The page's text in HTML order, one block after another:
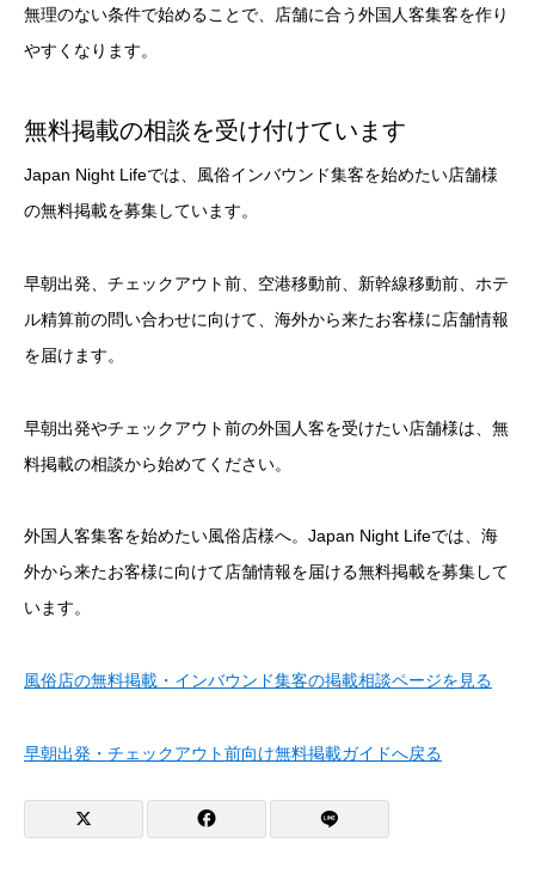
無理のない条件で始めることで、店舗に合う外国人客集客を作り
やすくなります。
無料掲載の相談を受け付けています
Japan Night Lifeでは、風俗インバウンド集客を始めたい店舗様
の無料掲載を募集しています。
早朝出発、チェックアウト前、空港移動前、新幹線移動前、ホテ
ル精算前の問い合わせに向けて、海外から来たお客様に店舗情報
を届けます。
早朝出発やチェックアウト前の外国人客を受けたい店舗様は、無
料掲載の相談から始めてください。
外国人客集客を始めたい風俗店様へ。Japan Night Lifeでは、海
外から来たお客様に向けて店舗情報を届ける無料掲載を募集して
います。
風俗店の無料掲載・インバウンド集客の掲載相談ページを見る
早朝出発・チェックアウト前向け無料掲載ガイドへ戻る